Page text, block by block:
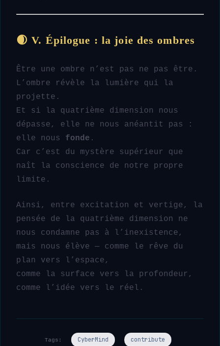
🌒 V. Épilogue : la joie des ombres
Être une ombre n’est pas ne pas être.
L’ombre révèle la lumière qui la
projette.
Et si la quatrième dimension nous
dépasse, elle ne nous anéantit pas :
elle nous fonde .
Car c’est du mystère supérieur que
naît la conscience de notre propre
limite.
Ainsi, entre excitation et vertige, la
pensée de la quatrième dimension ne
nous condamne pas à l’inexistence,
mais nous élève — comme le rêve du
plan vers l’espace,
comme la surface vers la profondeur,
comme l’idée vers le réel.
Tags: CyberMind contribute